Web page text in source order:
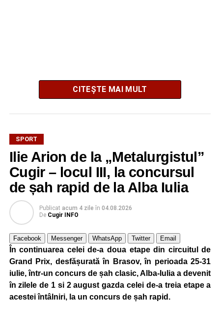
Partida a fost echilibrată în prima repriză, însă oaspeții au
reușit să facă diferența în minutul 56. Trip a profitat de o
fază favorabilă și a înscris golul victoriei, îm urma unei
acțiuni la care tânărul portar cugirean ar fi putut interveni
mai bine.
Pentru Metalurgistul Cugir, meciul a consemnat și debutul
a trei jucători: Bogdan Avram, venit de la Universitatea
Cluj, precum și a foșțtilor uniriști Balaur și Butnariu.
În turul precedent al Cupei României, Metalurgistul Cugir
s-a calificat după un succes categoric, scor 10-0, pe
terenul formației din Șugag, în timp ce Jiul Petroșani a
trecut fără emoții de Hațeg, scor 4-0.
CITEȘTE MAI MULT
SPORT
Ilie Arion de la „Metalurgistul”
Cugir – locul III, la concursul
de șah rapid de la Alba Iulia
Publicat acum 4 zile în 04.08.2026
De Cugir INFO
Facebook Messenger WhatsApp Twitter Email
În continuarea celei de-a doua etape din circuitul de
Grand Prix, desfășurată în Brasov, în perioada 25-31
iulie, într-un concurs de șah clasic, Alba-Iulia a devenit
în zilele de 1 si 2 august gazda celei de-a treia etape a
acestei întâlniri, la un concurs de șah rapid.